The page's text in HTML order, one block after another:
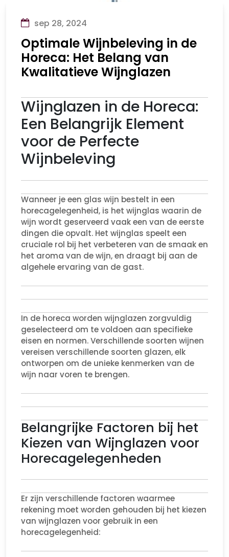
sep 28, 2024
Optimale Wijnbeleving in de
Horeca: Het Belang van
Kwalitatieve Wijnglazen
Wijnglazen in de Horeca:
Een Belangrijk Element
voor de Perfecte
Wijnbeleving
Wanneer je een glas wijn bestelt in een
horecagelegenheid, is het wijnglas waarin de
wijn wordt geserveerd vaak een van de eerste
dingen die opvalt. Het wijnglas speelt een
cruciale rol bij het verbeteren van de smaak en
het aroma van de wijn, en draagt bij aan de
algehele ervaring van de gast.
In de horeca worden wijnglazen zorgvuldig
geselecteerd om te voldoen aan specifieke
eisen en normen. Verschillende soorten wijnen
vereisen verschillende soorten glazen, elk
ontworpen om de unieke kenmerken van de
wijn naar voren te brengen.
Belangrijke Factoren bij het
Kiezen van Wijnglazen voor
Horecagelegenheden
Er zijn verschillende factoren waarmee
rekening moet worden gehouden bij het kiezen
van wijnglazen voor gebruik in een
horecagelegenheid: